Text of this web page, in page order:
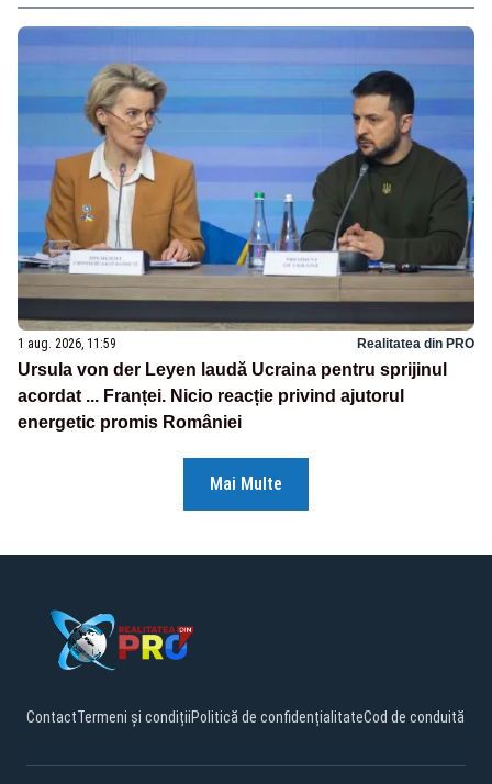
1 aug. 2026, 11:59 Realitatea din PRO
Ursula von der Leyen laudă Ucraina pentru sprijinul
acordat ... Franței. Nicio reacție privind ajutorul
energetic promis României
Mai Multe
ContactTermeni și condițiiPolitică de confidențialitateCod de conduită